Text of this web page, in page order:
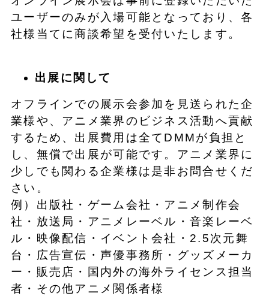
ユーザーのみが入場可能となっており、各
社様当てに商談希望を受付いたします。
出展に関して
オフラインでの展示会参加を見送られた企
業様や、アニメ業界のビジネス活動へ貢献
するため、出展費用は全てDMMが負担と
し、無償で出展が可能です。アニメ業界に
少しでも関わる企業様は是非お問合せくだ
さい。
例）出版社・ゲーム会社・アニメ制作会
社・放送局・アニメレーベル・音楽レーベ
ル・映像配信・イベント会社・2.5次元舞
台・広告宣伝・声優事務所・グッズメーカ
ー・販売店・国内外の海外ライセンス担当
者・その他アニメ関係者様